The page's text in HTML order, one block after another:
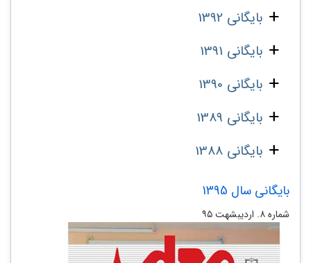
بایگانی 1392
بایگانی 1391
بایگانی 1390
بایگانی 1389
بایگانی 1388
بایگانی سال 1395
شماره ۸. اردیبشهت ۹۵